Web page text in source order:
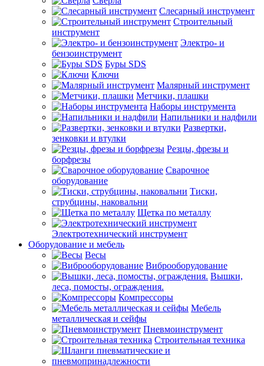
Слесарный инструмент
Строительный
инструмент
Электро- и
бензоинструмент
Буры SDS
Ключи
Малярный инструмент
Метчики, плашки
Наборы инструмента
Напильники и надфили
Развертки,
зенковки и втулки
Резцы, фрезы и
борфрезы
Сварочное
оборудование
Тиски,
струбцины, наковальни
Щетка по металлу
Электротехнический инструмент
Оборудование и мебель
Весы
Виброоборудование
Вышки,
леса, помосты, ограждения.
Компрессоры
Мебель
металлическая и сейфы
Пневмоинструмент
Строительная техника